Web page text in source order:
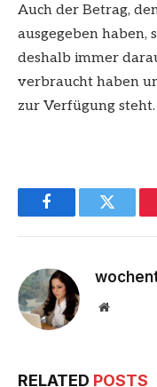
Auch der Betrag,
ausgegeben haben,
deshalb immer
verbraucht haben
zur Verfügung steht.
FacebookTwitter
Website
RELATED POSTS